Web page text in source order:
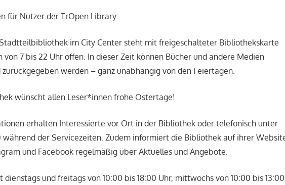
für Nutzer der TrOpen Library:
im City Center steht mit freigeschalteter Bibliothekskarte
7 bis 22 Uhr offen. In dieser Zeit können Bücher und andere Medien
werden – ganz unabhängig von den Feiertagen.
wünscht allen Leser*innen frohe Ostertage!
erhalten Interessierte vor Ort in der Bibliothek oder telefonisch unter
während der Servicezeiten. Zudem informiert die Bibliothek auf ihrer
und Facebook regelmäßig über Aktuelles und Angebote.
dienstags und freitags von 10:00 bis 18:00 Uhr, mittwochs von 10:00 bis 13:00